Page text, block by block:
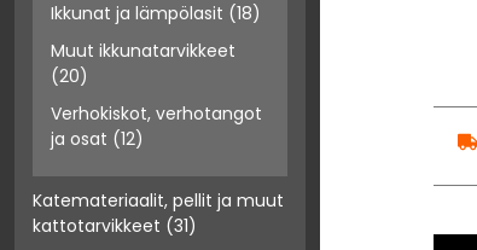
Ikkunat ja lämpölasit (18)
Muut ikkunatarvikkeet
(20)
Verhokiskot, verhotangot
ja osat (12)
Katemateriaalit, pellit ja muut
kattotarvikkeet (31)